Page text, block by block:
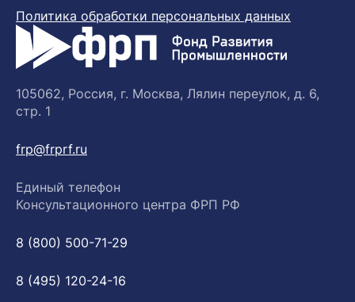
Политика обработки персональных данных
105062, Россия, г. Москва, Лялин переулок, д. 6,
стр. 1
frp@frprf.ru
Единый телефон
Консультационного центра ФРП РФ
8 (800) 500-71-29
8 (495) 120-24-16